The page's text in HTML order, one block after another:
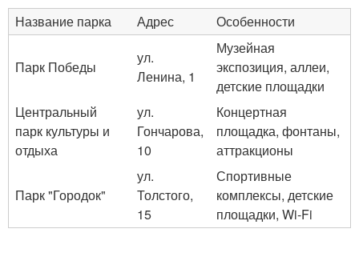
Название парка
Адрес Особенности
Парк Победы
ул.
Ленина, 1
Музейная
экспозиция, аллеи,
детские площадки
Центральный
парк культуры и
отдыха
ул.
Гончарова,
10
Концертная
площадка, фонтаны,
аттракционы
Парк "Городок"
ул.
Толстого,
15
Спортивные
комплексы, детские
площадки, Wi-Fi